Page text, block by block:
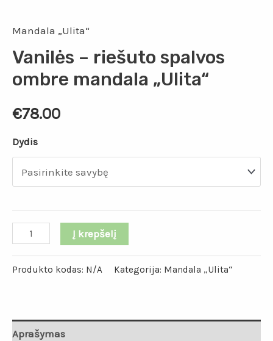
Mandala „Ulita“
Vanilės – riešuto spalvos
ombre mandala „Ulita“
€78.00
Dydis
Į krepšelį
Produkto kodas: N/A Kategorija: Mandala „Ulita“
Aprašymas